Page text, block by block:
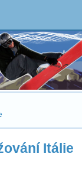
Itálie